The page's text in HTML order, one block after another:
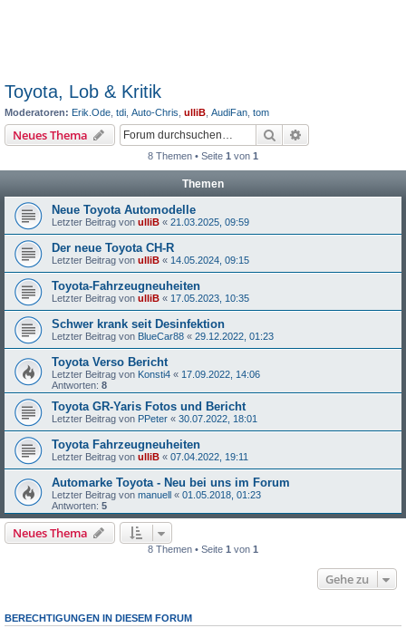
Toyota, Lob & Kritik
Moderatoren: Erik.Ode tdi Auto-Chris ulliB AudiFan tom
Neues Thema Suche
8 Themen • Seite 1 von 1
Themen
Neue Toyota Automodelle
Letzter Beitrag von ulliB « 21.03.2025, 09:59
Der neue Toyota CH-R
Letzter Beitrag von ulliB « 14.05.2024, 09:15
Toyota-Fahrzeugneuheiten
Letzter Beitrag von ulliB « 17.05.2023, 10:35
Schwer krank seit Desinfektion
Letzter Beitrag von BlueCar88 « 29.12.2022, 01:23
Toyota Verso Bericht
Letzter Beitrag von Konsti4 « 17.09.2022, 14:06
Antworten: 8
Toyota GR-Yaris Fotos und Bericht
Letzter Beitrag von PPeter « 30.07.2022, 18:01
Toyota Fahrzeugneuheiten
Letzter Beitrag von ulliB « 07.04.2022, 19:11
Automarke Toyota - Neu bei uns im Forum
Letzter Beitrag von manuell « 01.05.2018, 01:23
Antworten: 5
Neues Thema
8 Themen • Seite 1 von 1
Gehe zu
BERECHTIGUNGEN IN DIESEM FORUM